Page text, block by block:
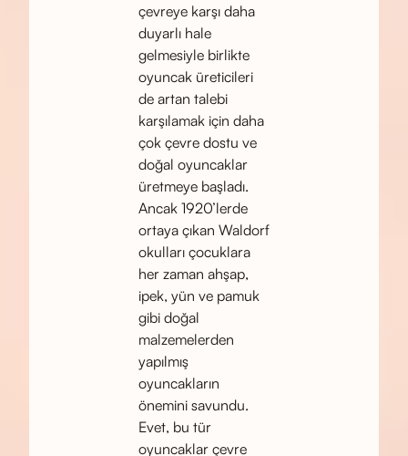
çevreye karşı daha
duyarlı hale
gelmesiyle birlikte
oyuncak üreticileri
de artan talebi
karşılamak için daha
çok çevre dostu ve
doğal oyuncaklar
üretmeye başladı.
Ancak 1920’lerde
ortaya çıkan Waldorf
okulları çocuklara
her zaman ahşap,
ipek, yün ve pamuk
gibi doğal
malzemelerden
yapılmış
oyuncakların
önemini savundu.
Evet, bu tür
oyuncaklar çevre